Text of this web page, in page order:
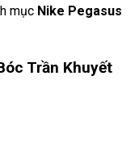
mục Nike Pegasus
Trần Khuyết